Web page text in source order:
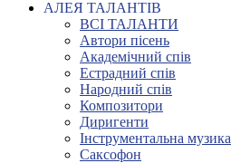
АЛЕЯ ТАЛАНТІВ
ВСІ ТАЛАНТИ
Автори пісень
Академічний спів
Естрадний спів
Народний спів
Композитори
Диригенти
Інструментальна музика
Саксофон